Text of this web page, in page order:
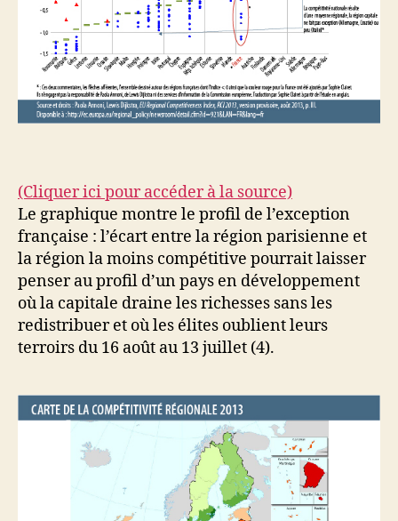
(Cliquer ici pour accéder à la source)
Le graphique montre le profil de l’exception
française : l’écart entre la région parisienne et
la région la moins compétitive pourrait laisser
penser au profil d’un pays en développement
où la capitale draine les richesses sans les
redistribuer et où les élites oublient leurs
terroirs du 16 août au 13 juillet (4).